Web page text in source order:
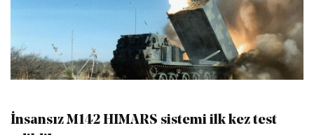
İnsansız M142 HIMARS sistemi ilk kez test